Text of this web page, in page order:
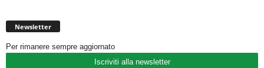
Newsletter
Per rimanere sempre aggiornato
Iscriviti alla newsletter